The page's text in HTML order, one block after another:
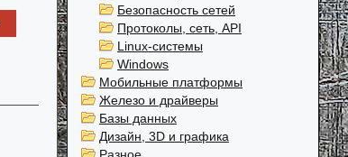
Безопасность сетей
Протоколы, сеть, API
Linux-системы
Windows
Мобильные платформы
Железо и драйверы
Базы данных
Дизайн, 3D и графика